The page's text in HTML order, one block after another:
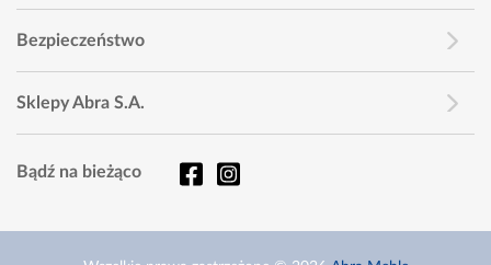
Bezpieczeństwo
Sklepy Abra S.A.
Bądź na bieżąco